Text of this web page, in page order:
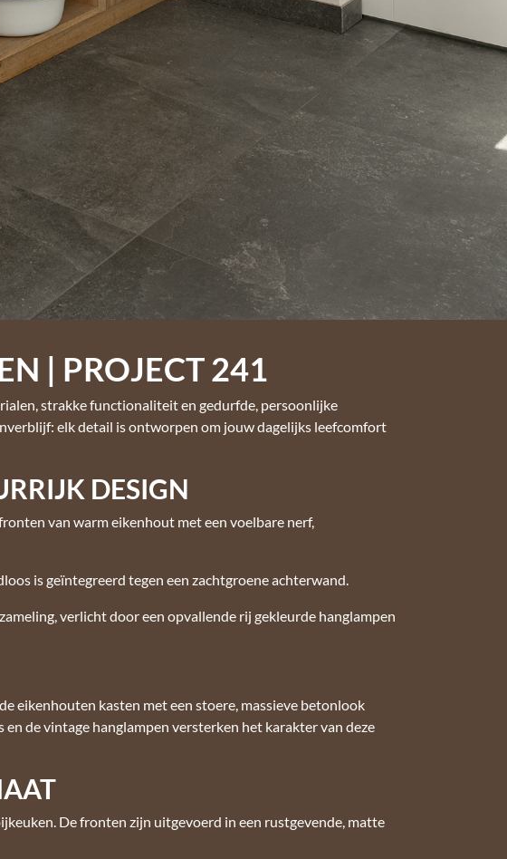
| PROJECT 241
strakke functionaliteit en gedurfde, persoonlijke
elk detail is ontworpen om jouw dagelijks leefcomfort
DESIGN
van warm eikenhout met een voelbare nerf,
is geïntegreerd tegen een zachtgroene achterwand.
verlicht door een opvallende rij gekleurde hanglampen
eikenhouten kasten met een stoere, massieve betonlook
de vintage hanglampen versterken het karakter van deze
De fronten zijn uitgevoerd in een rustgevende, matte